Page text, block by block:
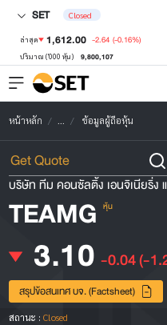
SET Closed
ล่าสุด 1,612.00 -2.64 (-0.16%)
ปริมาณ ('000 หุ้น) 9,800,107
หน้าหลัก ... ข้อมูลผู้ถือหุ้น
บริษัท ทีม คอนซัลติ้ง เอนจิเนียริ่ง
TEAMG หุ้น
3.10 -0.04(-
สรุปข้อสนเทศ บจ. (Factsheet)
สถานะ : Closed